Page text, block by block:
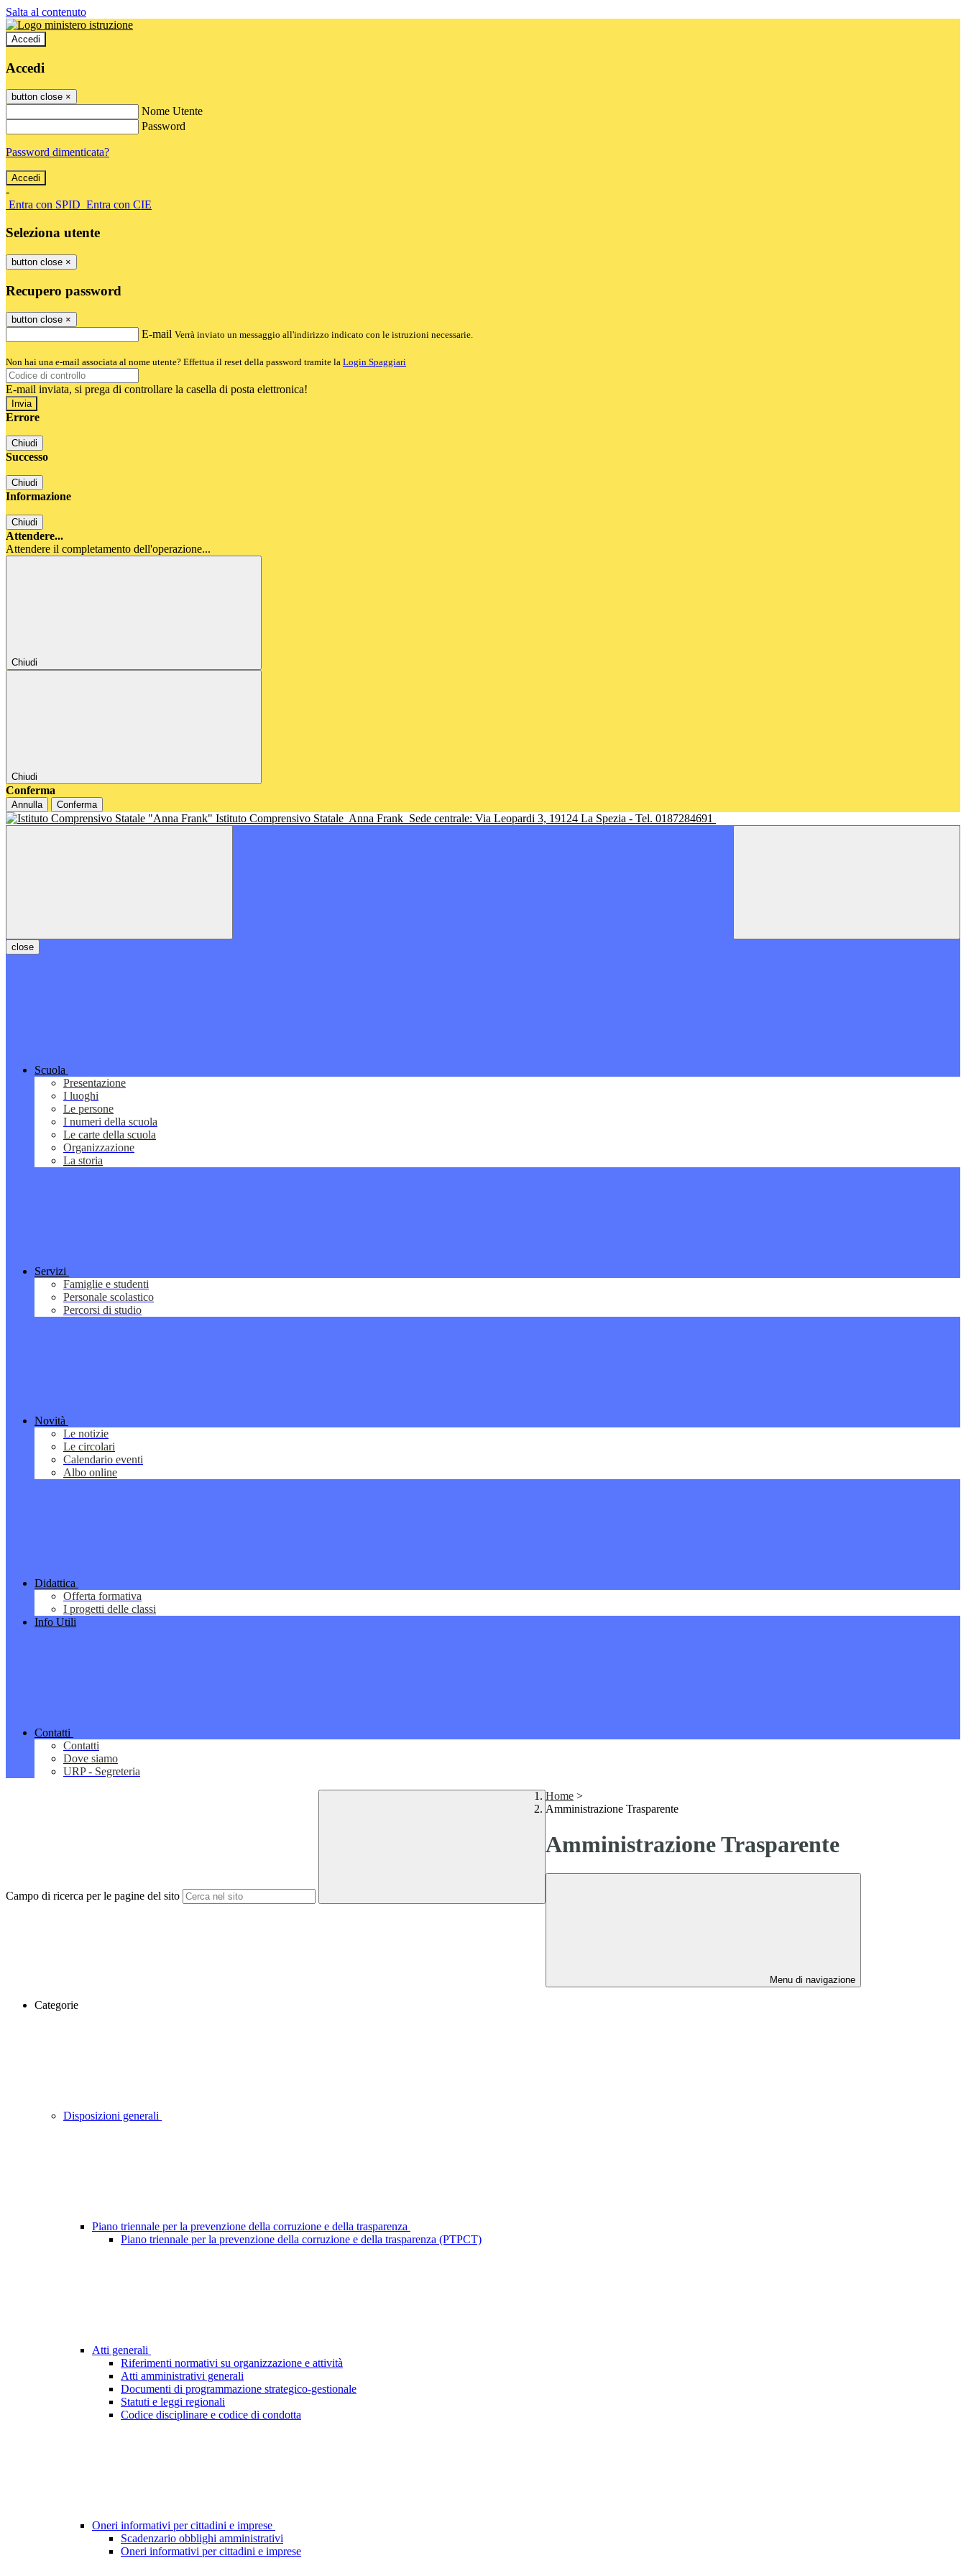
Salta al contenuto
Accedi
Accedi
button close ×
Nome Utente
Password
Password dimenticata?
-
Entra con SPID Entra con CIE
Seleziona utente
button close ×
Recupero password
button close ×
E-mail Verrà inviato un messaggio all'indirizzo indicato con le istruzioni necessarie.
Non hai una e-mail associata al nome utente? Effettua il reset della password tramite la Login Spaggiari
E-mail inviata, si prega di controllare la casella di posta elettronica!
Errore
Chiudi
Successo
Chiudi
Informazione
Chiudi
Attendere...
Attendere il completamento dell'operazione...
Chiudi
Chiudi
Conferma
Annulla Conferma
Istituto Comprensivo Statale Anna Frank Sede centrale: Via Leopardi 3, 19124 La Spezia - Tel. 0187284691
close
Scuola
Presentazione
I luoghi
Le persone
I numeri della scuola
Le carte della scuola
Organizzazione
La storia
Servizi
Famiglie e studenti
Personale scolastico
Percorsi di studio
Novità
Le notizie
Le circolari
Calendario eventi
Albo online
Didattica
Offerta formativa
I progetti delle classi
Info Utili
Contatti
Contatti
Dove siamo
URP - Segreteria
Campo di ricerca per le pagine del sito
Home >
Amministrazione Trasparente
Amministrazione Trasparente
Menu di navigazione
Categorie
Disposizioni generali
Piano triennale per la prevenzione della corruzione e della trasparenza
Piano triennale per la prevenzione della corruzione e della trasparenza (PTPCT)
Atti generali
Riferimenti normativi su organizzazione e attività
Atti amministrativi generali
Documenti di programmazione strategico-gestionale
Statuti e leggi regionali
Codice disciplinare e codice di condotta
Oneri informativi per cittadini e imprese
Scadenzario obblighi amministrativi
Oneri informativi per cittadini e imprese